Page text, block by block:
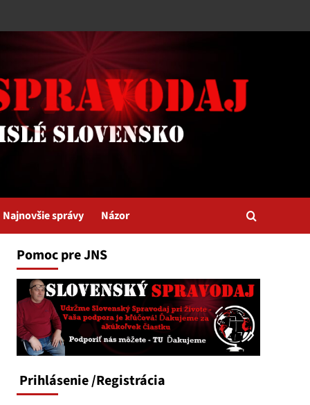
Najnovšie správy Názor
Pomoc pre JNS
Prihlásenie/Registrácia